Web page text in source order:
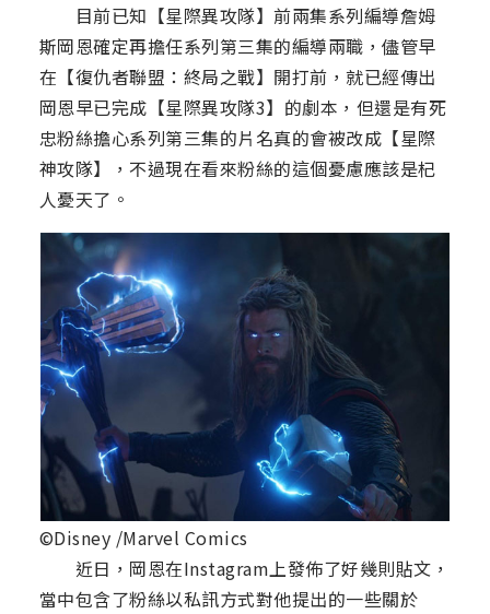
目前已知【星際異攻隊】前兩集系列編導詹姆
斯岡恩確定再擔任系列第三集的編導兩職，儘管早
在【復仇者聯盟：終局之戰】開打前，就已經傳出
岡恩早已完成【星際異攻隊3】的劇本，但還是有死
忠粉絲擔心系列第三集的片名真的會被改成【星際
神攻隊】，不過現在看來粉絲的這個憂慮應該是杞
人憂天了。
©Disney /Marvel Comics
近日，岡恩在Instagram上發佈了好幾則貼文，
當中包含了粉絲以私訊方式對他提出的一些關於